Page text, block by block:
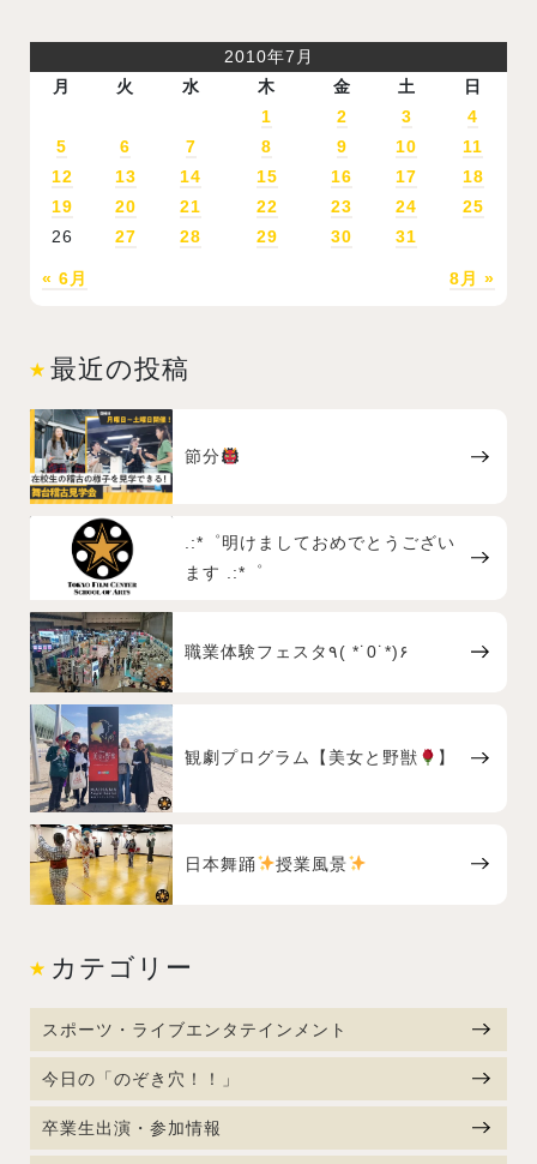
2010年7月
月
火 水 木 金 土 日
« 6月 8月 »
1 2 3
4
5
6 7 8 9 10
11
12
13 14 15 16 17
18
19
20 21 22 23 24
25
26
27 28 29 30 31
最近の投稿
節分
.:*゜明けましておめでとうござい
ます .:*゜
職業体験フェスタ٩( *˙0˙*)۶
観劇プログラム【美女と野獣 】
日本舞踊 授業風景
カテゴリー
スポーツ・ライブエンタテインメント
今日の「のぞき穴！！」
卒業生出演・参加情報